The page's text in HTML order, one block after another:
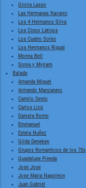
Gloria Lasso
Las Hermanas Navarro
Los 4 Hermanos Silva
Los Cinco Latinos
Los Cuatro Soles
Los Hermanos Rigual
Monna Bell
Sonia y Myriam
Balada
Amanda Miguel
Armando Manzanero
Camilo Sesto
Carlos Lico
Daniela Romo
Emmanuel
Estela Nuñez
Gilda Deneken
Grupos Romanticos de los 70s
Guadalupe Pineda
Jose Jose
Jose Maria Napoleon
Juan Gabriel